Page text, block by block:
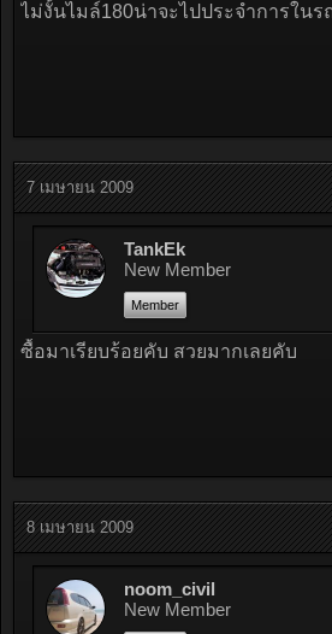
ไม่งั้นไมล์180น่าจะไปประจำการใน
7 เมษายน 2009
TankEk
New Member
Member
ซื้อมาเรียบร้อยคับ สวยมากเลยคับ
8 เมษายน 2009
noom_civil
New Member